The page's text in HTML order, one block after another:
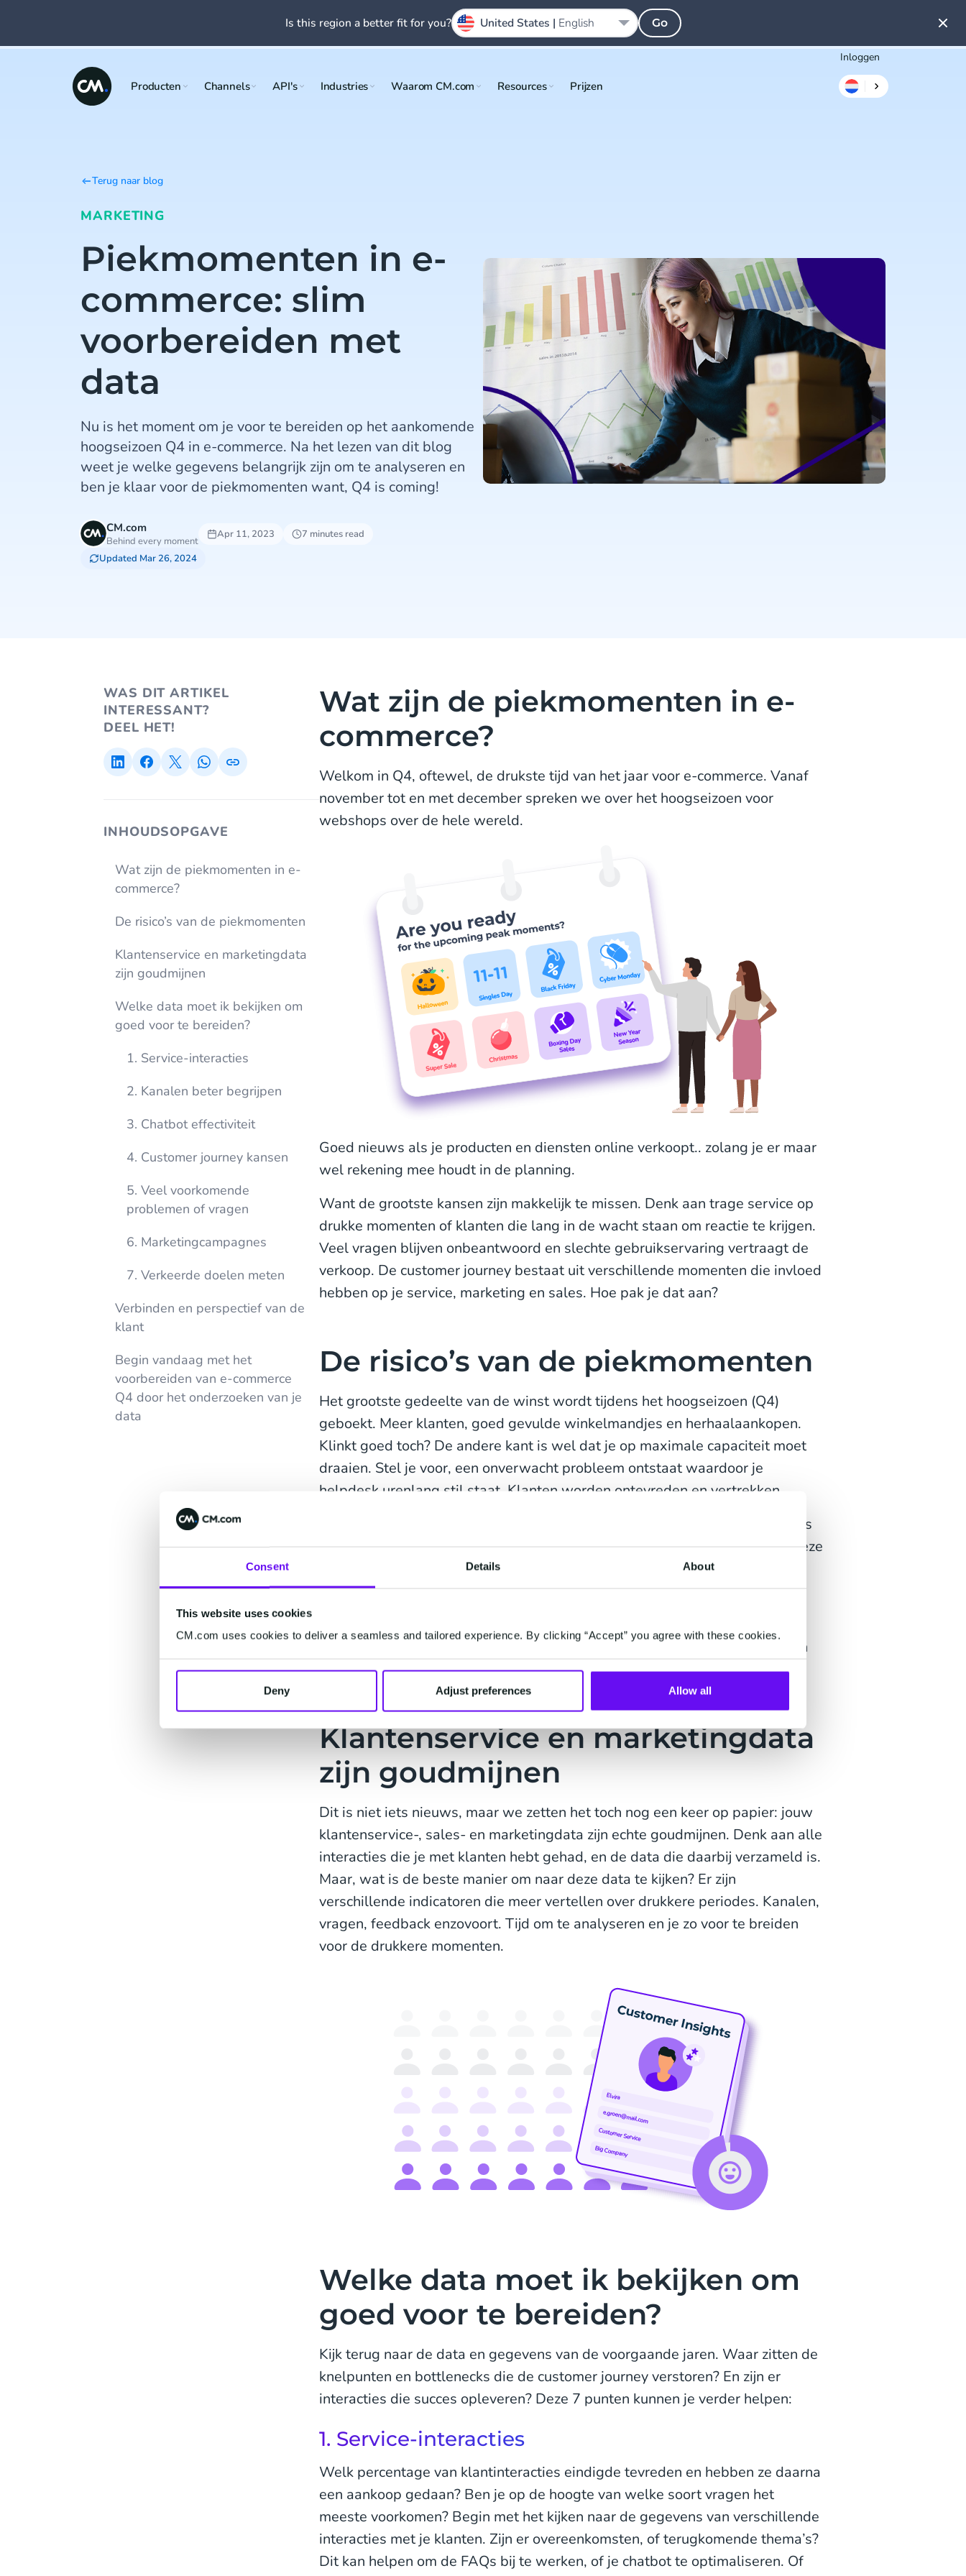
Consent Details About
This website uses cookies
CM.com uses cookies to deliver a seamless and tailored experience. By clicking “Accept” you agree with these cookies.
Deny Adjust preferences Allow all
Inloggen
Producten Channels API's Industries Waarom CM.com Resources Prijzen
Terug naar blog
MARKETING
Piekmomenten in e-
commerce: slim
voorbereiden met
data
Nu is het moment om je voor te bereiden op het aankomende
hoogseizoen Q4 in e-commerce. Na het lezen van dit blog
weet je welke gegevens belangrijk zijn om te analyseren en
ben je klaar voor de piekmomenten want, Q4 is coming!
CM.com
Behind every moment
Apr 11, 2023
7 minutes read
Updated Mar 26, 2024
WAS DIT ARTIKEL
INTERESSANT?
DEEL HET!
INHOUDSOPGAVE
Wat zijn de piekmomenten in e-
commerce?
De risico’s van de piekmomenten
Klantenservice en marketingdata
zijn goudmijnen
Welke data moet ik bekijken om
goed voor te bereiden?
1. Service-interacties
2. Kanalen beter begrijpen
3. Chatbot effectiviteit
4. Customer journey kansen
5. Veel voorkomende
problemen of vragen
6. Marketingcampagnes
7. Verkeerde doelen meten
Verbinden en perspectief van de
klant
Begin vandaag met het
voorbereiden van e-commerce
Q4 door het onderzoeken van je
data
Wat zijn de piekmomenten in e-
commerce?
Welkom in Q4, oftewel, de drukste tijd van het jaar voor e-commerce. Vanaf
november tot en met december spreken we over het hoogseizoen voor
webshops over de hele wereld.
Goed nieuws als je producten en diensten online verkoopt.. zolang je er maar
wel rekening mee houdt in de planning.
Want de grootste kansen zijn makkelijk te missen. Denk aan trage service op
drukke momenten of klanten die lang in de wacht staan om reactie te krijgen.
Veel vragen blijven onbeantwoord en slechte gebruikservaring vertraagt de
verkoop. De customer journey bestaat uit verschillende momenten die invloed
hebben op je service, marketing en sales. Hoe pak je dat aan?
De risico’s van de piekmomenten
Het grootste gedeelte van de winst wordt tijdens het hoogseizoen (Q4)
geboekt. Meer klanten, goed gevulde winkelmandjes en herhaalaankopen.
Klinkt goed toch? De andere kant is wel dat je op maximale capaciteit moet
draaien. Stel je voor, een onverwacht probleem ontstaat waardoor je
helpdesk urenlang stil staat. Klanten worden ontevreden en vertrekken.
Communicatie is key en kan problemen oplossen, de tools van CM.com zoals
SMS berichten, chatbots en klantenservice software helpen je om tijdens deze
drukke tijden het hoofd boven water te houden.
pijnpunten. Maar, welke uitdagingen zijn er? Daarvoor kun je gebruik maken
van je verzamelde data.
Klantenservice en marketingdata
zijn goudmijnen
Dit is niet iets nieuws, maar we zetten het toch nog een keer op papier: jouw
klantenservice-, sales- en marketingdata zijn echte goudmijnen. Denk aan alle
interacties die je met klanten hebt gehad, en de data die daarbij verzameld is.
Maar, wat is de beste manier om naar deze data te kijken? Er zijn
verschillende indicatoren die meer vertellen over drukkere periodes. Kanalen,
vragen, feedback enzovoort. Tijd om te analyseren en je zo voor te breiden
voor de drukkere momenten.
Welke data moet ik bekijken om
goed voor te bereiden?
Kijk terug naar de data en gegevens van de voorgaande jaren. Waar zitten de
knelpunten en bottlenecks die de customer journey verstoren? En zijn er
interacties die succes opleveren? Deze 7 punten kunnen je verder helpen:
1. Service-interacties
Welk percentage van klantinteracties eindigde tevreden en hebben ze daarna
een aankoop gedaan? Ben je op de hoogte van welke soort vragen het
meeste voorkomen? Begin met het kijken naar de gegevens van verschillende
interacties met je klanten. Zijn er overeenkomsten, of terugkomende thema’s?
Dit kan helpen om de FAQs bij te werken, of je chatbot te optimaliseren. Of
Is this region a better fit for you? United States | English Go